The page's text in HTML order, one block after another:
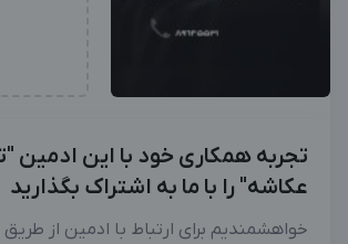
تجربه همکاری خود با این ادمین
عکاشه" را با ما به اشتراک بگذارید
خواهشمندیم برای ارتباط با ادمین از